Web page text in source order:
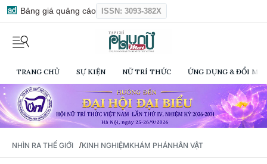
Bảng giá quảng cáo ISSN: 3093-382X
TRANG CHỦ SỰ KIỆN NỮ TRÍ THỨC ỨNG DỤNG & ĐỔI
NHÌN RA THẾ GIỚI /KINH NGHIỆMKHÁM PHÁNHÂN VẬT